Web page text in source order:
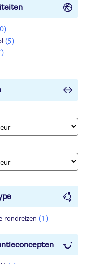
(5)
rondreizen (1)